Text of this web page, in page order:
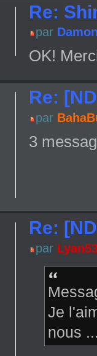
Re:
par
OK!
Re:
par
3
Re:
par
Je
nous